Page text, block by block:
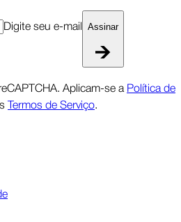
Digite seu e-mail Assinar
Aplicam-se aPolítica de
Termos de Serviço.